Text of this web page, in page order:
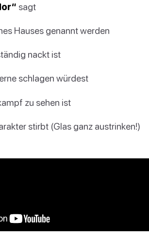
sagt
Hauses genannt werden
nackt ist
schlagen würdest
zu sehen ist
stirbt (Glas ganz austrinken!)